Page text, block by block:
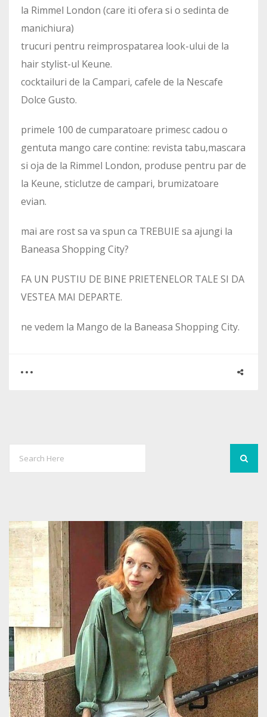
la Rimmel London (care iti ofera si o sedinta de
manichiura)
trucuri pentru reimprospatarea look-ului de la
hair stylist-ul Keune.
cocktailuri de la Campari, cafele de la Nescafe
Dolce Gusto.
primele 100 de cumparatoare primesc cadou o
gentuta mango care contine: revista tabu,mascara
si oja de la Rimmel London, produse pentru par de
la Keune, sticlutze de campari, brumizatoare
evian.
mai are rost sa va spun ca TREBUIE sa ajungi la
Baneasa Shopping City?
FA UN PUSTIU DE BINE PRIETENELOR TALE SI DA
VESTEA MAI DEPARTE.
ne vedem la Mango de la Baneasa Shopping City.